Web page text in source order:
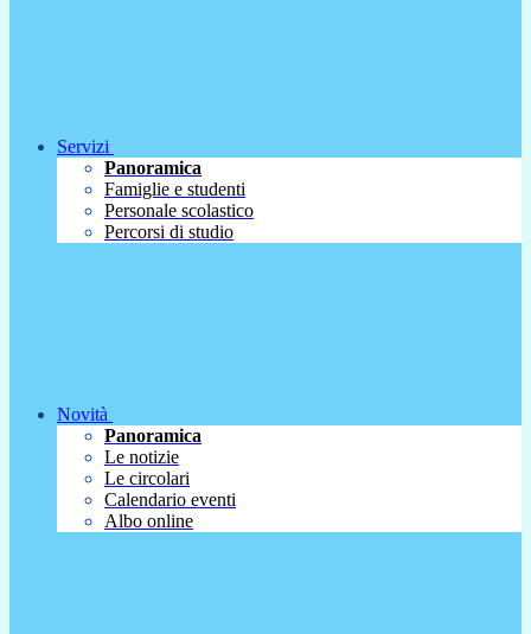
Servizi
Panoramica
Famiglie e studenti
Personale scolastico
Percorsi di studio
Novità
Panoramica
Le notizie
Le circolari
Calendario eventi
Albo online